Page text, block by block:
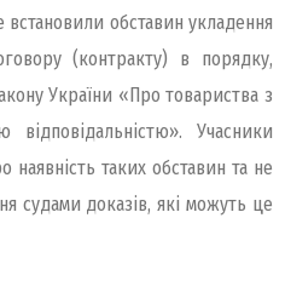
обставин укладення
(контракту) в порядку,
України «Про товариства з
Учасники
таких обставин та не
судами доказів, які можуть це